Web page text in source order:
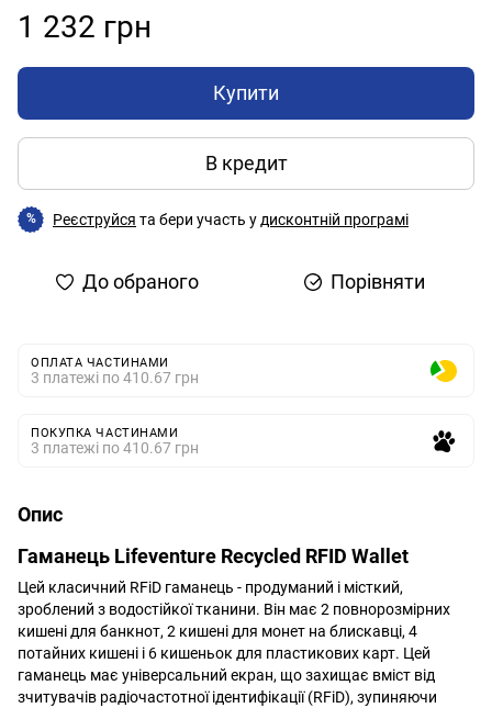
1 232 грн
Купити
В кредит
% Реєструйся та бери участь у дисконтній програмі
До обраного Порівняти
ОПЛАТА ЧАСТИНАМИ
3 платежі по 410.67 грн
ПОКУПКА ЧАСТИНАМИ
3 платежі по 410.67 грн
Опис
Гаманець Lifeventure Recycled RFID Wallet
Цей класичний RFiD гаманець - продуманий і місткий,
зроблений з водостійкої тканини. Він має 2 повнорозмірних
кишені для банкнот, 2 кишені для монет на блискавці, 4
потайних кишені і 6 кишеньок для пластикових карт. Цей
гаманець має універсальний екран, що захищає вміст від
зчитувачів радіочастотної ідентифікації (RFiD), зупиняючи